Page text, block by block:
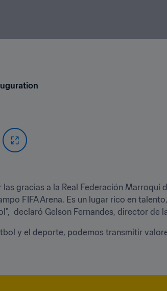
las gracias a la Real Federación
FIFA Arena. Es un lugar rico en
declaró Gelson Fernandes, director de
y el deporte, podemos transmitir